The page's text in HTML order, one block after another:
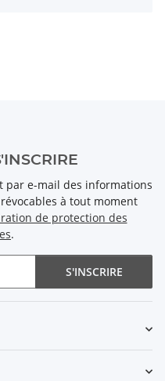
par e-mail des informations
à tout moment
de protection des
.
S'INSCRIRE